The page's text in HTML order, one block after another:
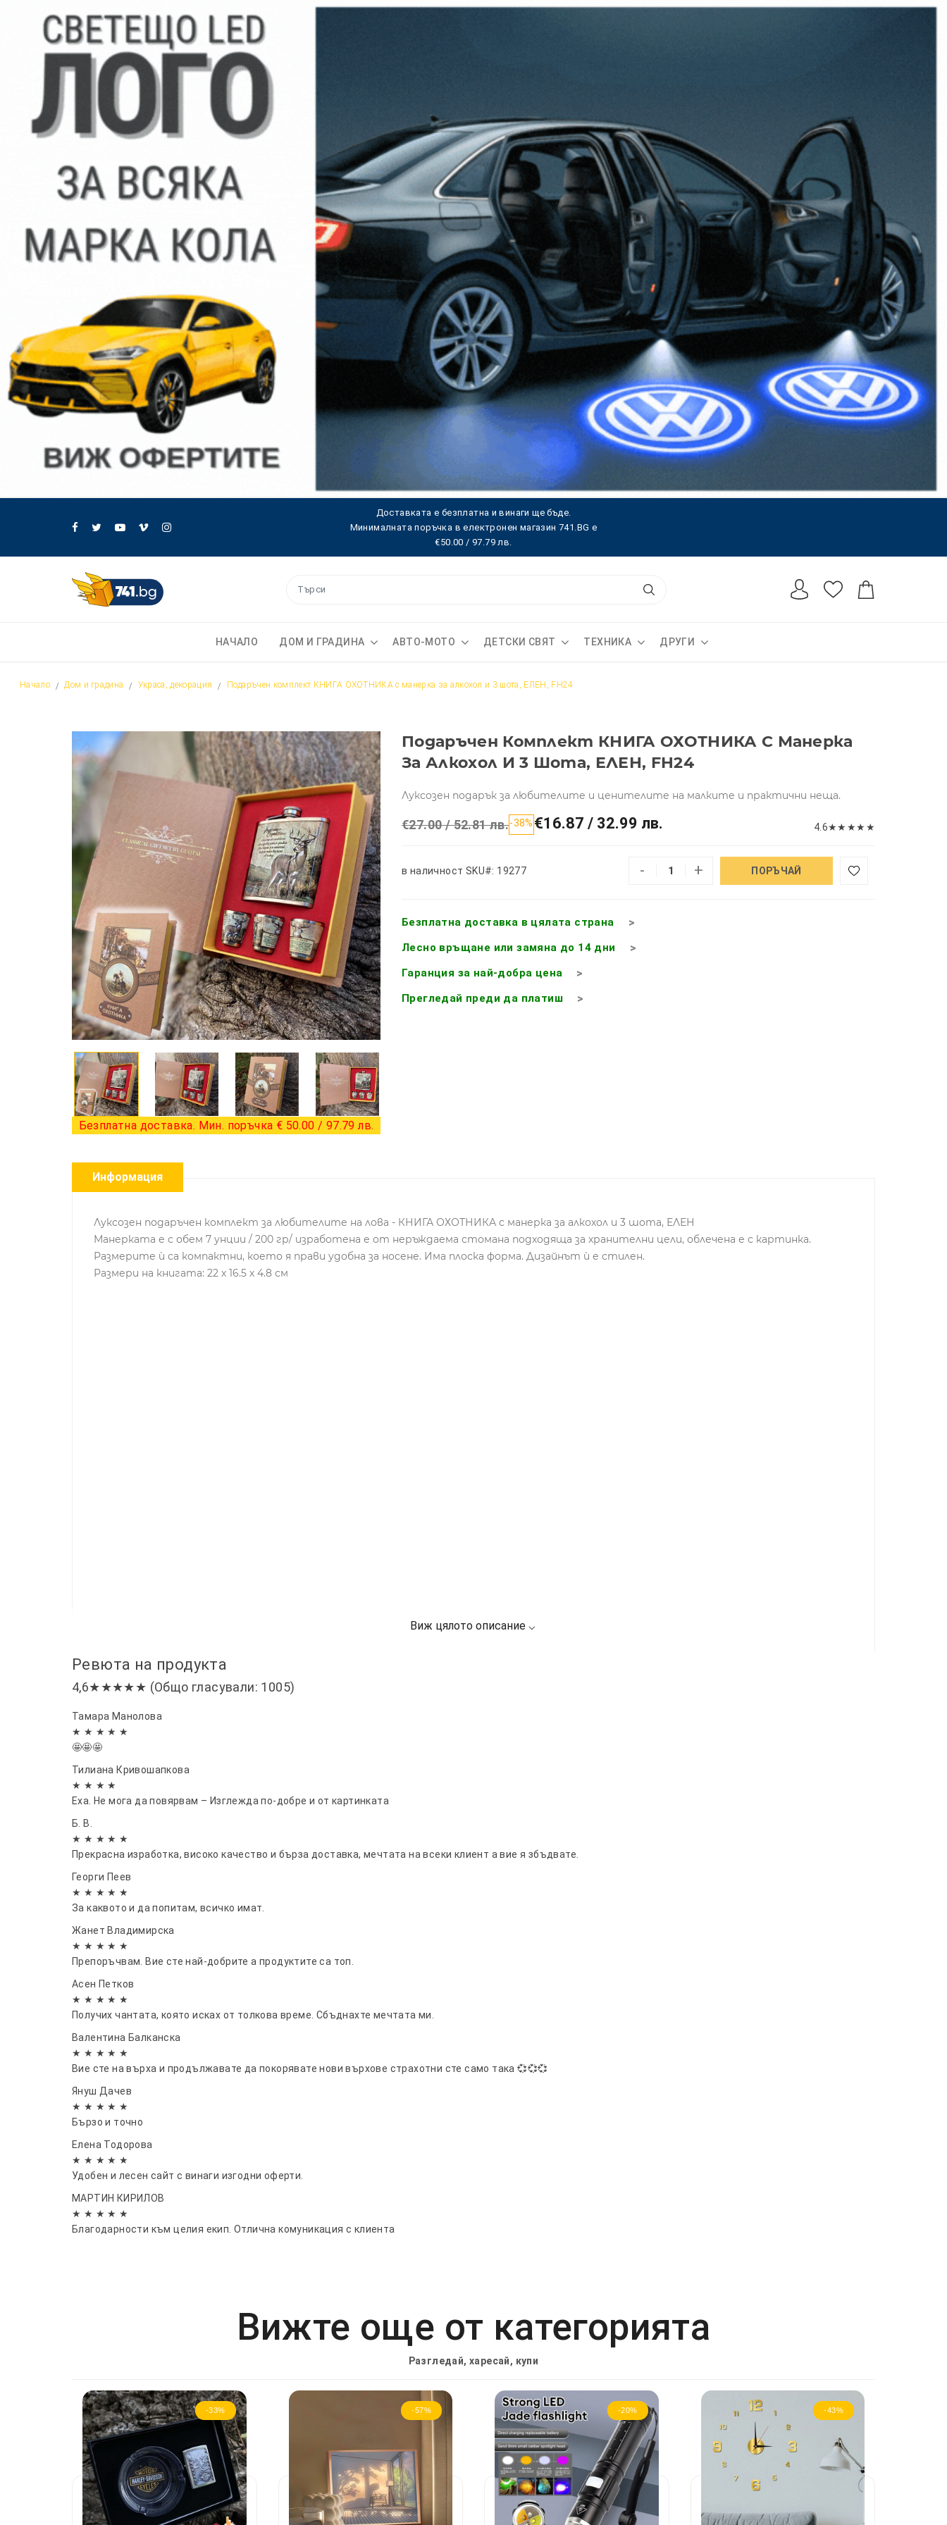
Доставката е безплатна и винаги ще бъде.
Минималната поръчка в електронен магазин 741.BG е
€50.00 / 97.79 лв.
НАЧАЛО ДОМ И ГРАДИНА АВТО-МОТО ДЕТСКИ СВЯТ ТЕХНИКА ДРУГИ
Начало Дом и градина Украса, декорация Подаръчен комплект КНИГА ОХОТНИКА с манерка за алкохол и 3 шота, ЕЛЕН, FH24
+ 3 снимки
Безплатна доставка. Мин. поръчка € 50.00 / 97.79 лв.
Подаръчен Комплект КНИГА ОХОТНИКА С Манерка
За Алкохол И 3 Шота, ЕЛЕН, FH24
Луксозен подарък за любителите и ценителите на малките и практични неща.
€27.00 / 52.81 лв.-38% €16.87 / 32.99 лв. 4.6★★ ★★ ★
в наличност SKU#: 19277 - + ПОРЪЧАЙ
Безплатна доставка в цялата страна
Лесно връщане или замяна до 14 дни
Гаранция за най-добра цена
Прегледай преди да платиш
Информация
Луксозен подаръчен комплект за любителите на лова - КНИГА ОХОТНИКА с манерка за алкохол и 3 шота, ЕЛЕН
Манерката е с обем 7 унции / 200 гр/ изработена е от неръждаема стомана подходяща за хранителни цели, облечена е с картинка.
Размерите ѝ са компактни, което я прави удобна за носене. Има плоска форма. Дизайнът ѝ е стилен.
Размери на книгата: 22 х 16.5 х 4.8 см
Ревюта на продукта
4,6★★★★★ (Общо гласували: 1005)
Тамара Манолова
★ ★ ★ ★ ★
🤩🤩🤩
Тилиана Кривошапкова
★ ★ ★ ★
Еха. Не мога да повярвам – Изглежда по-добре и от картинката
Б. В.
★ ★ ★ ★ ★
Прекрасна изработка, високо качество и бърза доставка, мечтата на всеки клиент а вие я збъдвате.
Георги Пеев
★ ★ ★ ★ ★
За каквото и да попитам, всичко имат.
Жанет Владимирска
★ ★ ★ ★ ★
Препоръчвам. Вие сте най-добрите а продуктите са топ.
Асен Петков
★ ★ ★ ★ ★
Получих чантата, която исках от толкова време. Сбъднахте мечтата ми.
Валентина Балканска
★ ★ ★ ★ ★
Вие сте на върха и продължавате да покорявате нови върхове страхотни сте само така 💞💞💞
Януш Дачев
★ ★ ★ ★ ★
Бързо и точно
Елена Тодорова
★ ★ ★ ★ ★
Удобен и лесен сайт с винаги изгодни оферти.
МАРТИН КИРИЛОВ
★ ★ ★ ★ ★
Благодарности към целия екип. Отлична комуникация с клиента
Вижте още от категорията
Разгледай, харесай, купи
-33% -57% -20% -43%